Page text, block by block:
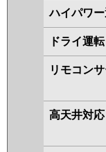
ハイパワ
ドライ運転
リモコン
高天井対応